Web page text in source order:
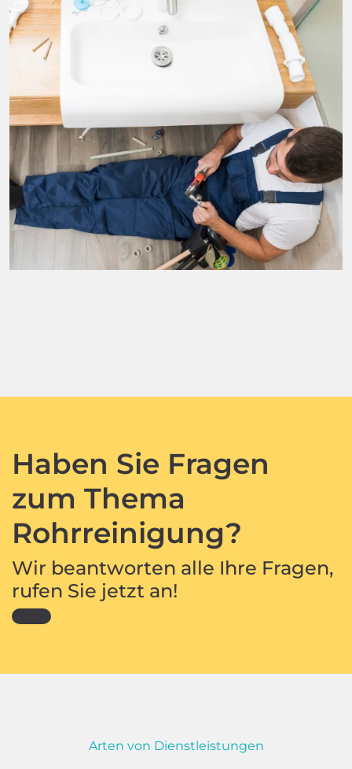
Haben Sie Fragen
zum Thema
Rohrreinigung?
Wir beantworten alle Ihre Fragen,
rufen Sie jetzt an!
Arten von Dienstleistungen